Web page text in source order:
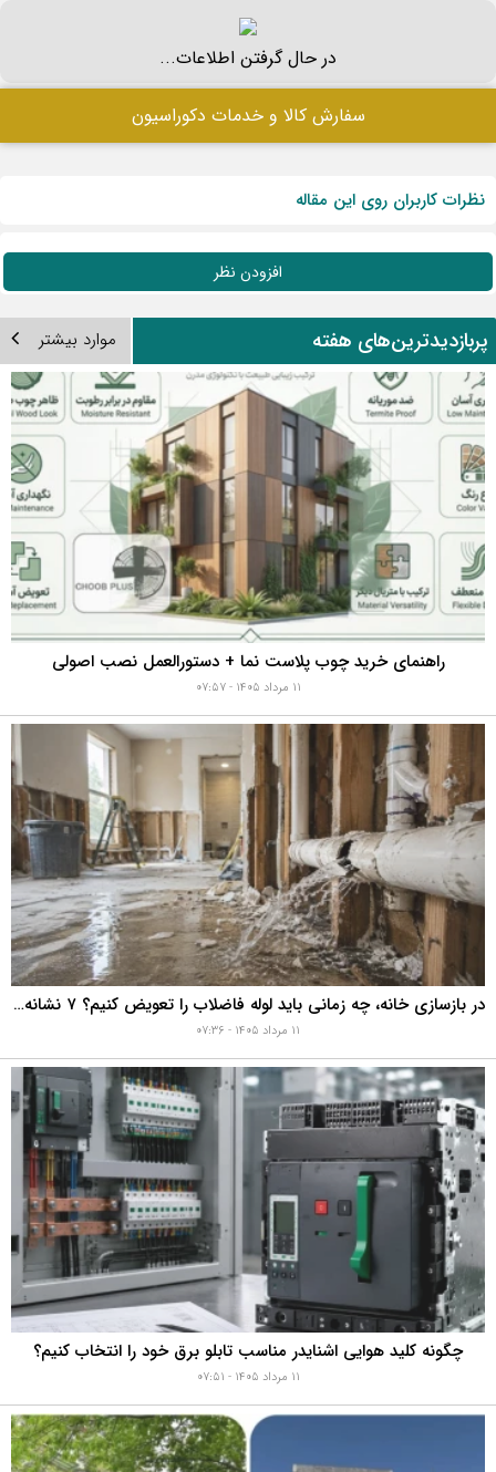
در حال گرفتن اطلاعات...
سفارش کالا و خدمات دکوراسیون
نظرات کاربران روی این مقاله
افزودن نظر
هفته موارد بیشتر
راهنمای خرید چوب پلاست نما + دستورالعمل نصب اصولی
در بازسازی خانه، چه زمانی باید لوله فاضلاب را تعویض کنیم؟ ۷ نشانه‌ای که نباید نادیده بگیرید
چگونه کلید هوایی اشنایدر مناسب تابلو برق خود را انتخاب کنیم؟